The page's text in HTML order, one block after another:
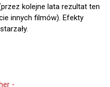
kolejne lata rezultat ten
innych filmów). Efekty